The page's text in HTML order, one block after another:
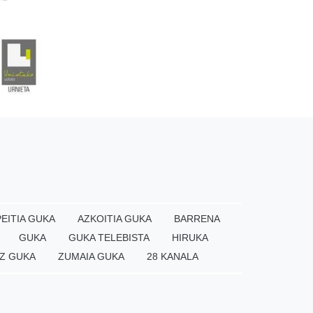
GUKA AZKOITIA GUKA
BARRENA
GUKA GUKA TELEBISTA
HIRUKA
GUKA ZUMAIA GUKA 28 KANALA